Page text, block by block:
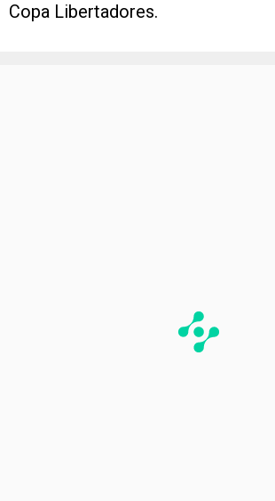
Copa Libertadores.